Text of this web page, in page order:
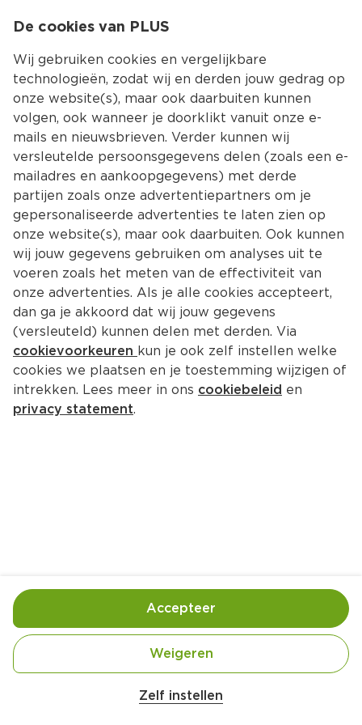
Kies jouw
Terug Producten
MOERSLEUTEL Coconut Space
Brownie
Handige informatie over dit product
Blik met statiegeld
De cookies van PLUS
Wij gebruiken cookies en vergelijkbare
technologieën, zodat wij en derden jouw gedrag op
onze website(s), maar ook daarbuiten kunnen
volgen, ook wanneer je doorklikt vanuit onze e-
mails en nieuwsbrieven. Verder kunnen wij
versleutelde persoonsgegevens delen (zoals een e-
mailadres en aankoopgegevens) met derde
partijen zoals onze advertentiepartners om je
gepersonaliseerde advertenties te laten zien op
onze website(s), maar ook daarbuiten. Ook kunnen
wij jouw gegevens gebruiken om analyses uit te
voeren zoals het meten van de effectiviteit van
onze advertenties. Als je alle cookies accepteert,
dan ga je akkoord dat wij jouw gegevens
(versleuteld) kunnen delen met derden. Via
cookievoorkeuren kun je ook zelf instellen welke
cookies we plaatsen en je toestemming wijzigen of
intrekken. Lees meer in ons cookiebeleid en
privacy statement.
Zelf instellen
Weigeren
Accepteer